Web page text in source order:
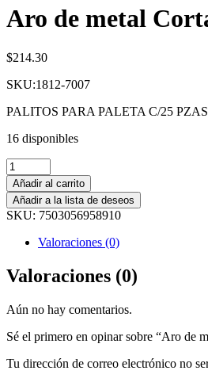
Aro de metal
$214.30
SKU:1812-7007
PALITOS PARA PALETA C/25 PZAS
16 disponibles
Añadir al carrito
Añadir a la lista de deseos
SKU: 7503056958910
Valoraciones (0)
Valoraciones (0)
Aún no hay comentarios.
Sé el primero en opinar sobre “Aro de
Tu dirección de correo electrónico no